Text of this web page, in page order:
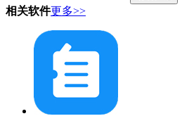
相关软件更多>>